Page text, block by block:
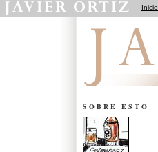
Inicio
SOBRE ESTO